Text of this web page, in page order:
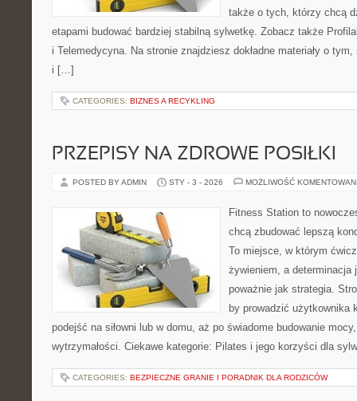
także o tych, którzy chcą
etapami budować bardziej stabilną sylwetkę. Zobacz także
i Telemedycyna. Na stronie znajdziesz dokładne materiały o
i […]
CATEGORIES: BIZNES A RECYKLING
PRZEPISY NA ZDROWE POSIŁKI
POSTED BY ADMIN STY - 3 - 2026 MOŻLIWOŚĆ
Fitness Station to
chcą zbudować lepszą
To miejsce, w którym
żywieniem, a determinacja
poważnie jak strategia.
by prowadzić użytkownika
podejść na siłowni lub w domu, aż po świadome budowanie
wytrzymałości. Ciekawe kategorie: Pilates i jego korzyści dla
CATEGORIES: BEZPIECZNE GRANIE I PORADNIK DLA RODZICÓW